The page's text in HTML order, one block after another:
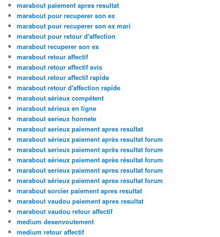
marabout paiement apres resultat
marabout pour recuperer son ex
marabout pour recuperer son ex mari
marabout pour retour d'affection
marabout recuperer son ex
marabout retour affectif
marabout retour affectif avis
marabout retour affectif rapide
marabout retour d'affection rapide
marabout sérieux compétent
marabout sérieux en ligne
marabout serieux honnete
marabout serieux paiement apres resultat
marabout sérieux paiement après resultat forum
marabout serieux paiement après resultat forum
marabout sérieux paiement après résultat forum
marabout serieux paiement apres resultat forum
marabout sérieux paiement apres resultat forum
marabout sorcier paiement apres resultat
marabout vaudou paiement apres resultat
marabout vaudou retour affectif
medium desenvoutement
medium retour affectif